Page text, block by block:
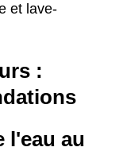
et lave-
:
l'eau au